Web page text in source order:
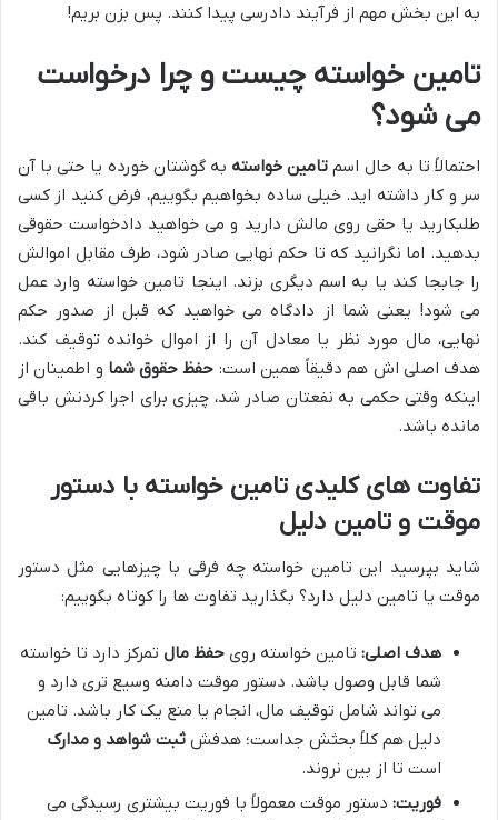
به این بخش مهم از فرآیند دادرسی پیدا کنند. پس بزن بریم!
تامین خواسته چیست و چرا درخواست
می شود؟
احتمالاً تا به حال اسم تامین خواسته به گوشتان خورده یا حتی با آن
سر و کار داشته اید. خیلی ساده بخواهیم بگوییم، فرض کنید از کسی
طلبکارید یا حقی روی مالش دارید و می خواهید دادخواست حقوقی
بدهید. اما نگرانید که تا حکم نهایی صادر شود، طرف مقابل اموالش
را جابجا کند یا به اسم دیگری بزند. اینجا تامین خواسته وارد عمل
می شود! یعنی شما از دادگاه می خواهید که قبل از صدور حکم
نهایی، مال مورد نظر یا معادل آن را از اموال خوانده توقیف کند.
هدف اصلی اش هم دقیقاً همین است: حفظ حقوق شما و اطمینان از
اینکه وقتی حکمی به نفعتان صادر شد، چیزی برای اجرا کردنش باقی
مانده باشد.
تفاوت های کلیدی تامین خواسته با دستور
موقت و تامین دلیل
شاید بپرسید این تامین خواسته چه فرقی با چیزهایی مثل دستور
موقت یا تامین دلیل دارد؟ بگذارید تفاوت ها را کوتاه بگوییم:
هدف اصلی: تامین خواسته روی حفظ مال تمرکز دارد تا خواسته
شما قابل وصول باشد. دستور موقت دامنه وسیع تری دارد و
می تواند شامل توقیف مال، انجام یا منع یک کار باشد. تامین
دلیل هم کلاً بحثش جداست؛ هدفش ثبت شواهد و مدارک
است تا از بین نروند.
فوریت: دستور موقت معمولاً با فوریت بیشتری رسیدگی می